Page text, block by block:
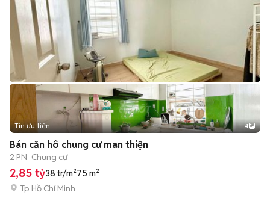
Tin ưu tiên 4
Bán căn hô chung cư man thiện
2 PN Chung cư
2,85 tỷ38 tr/m²75 m²
Tp Hồ Chí Minh